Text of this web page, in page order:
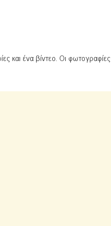
και ένα βίντεο. Οι φωτογραφίες